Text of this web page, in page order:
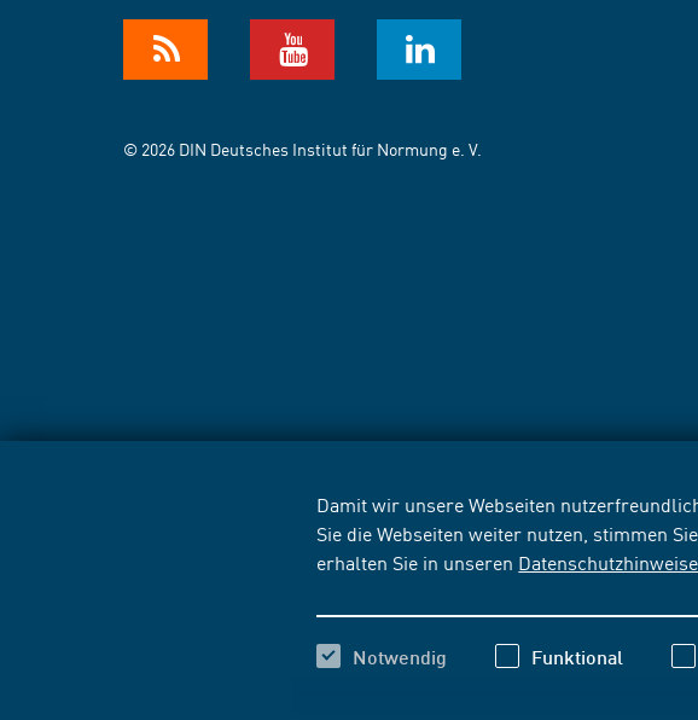
Damit wir unsere Webseiten
Sie die Webseiten weiter nutzen, stimmen
erhalten Sie in unseren
Notwendig Funktional
© 2026 DIN Deutsches Institut für Normung e. V.